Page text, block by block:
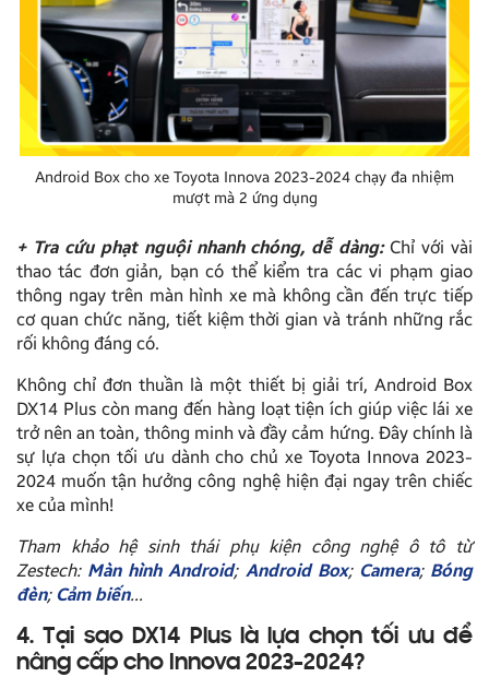
Android Box cho xe Toyota Innova 2023-2024 chạy đa nhiệm
mượt mà 2 ứng dụng
+ Tra cứu phạt nguội nhanh chóng, dễ dàng:Chỉ với vài
thao tác đơn giản, bạn có thể kiểm tra các vi phạm giao
thông ngay trên màn hình xe mà không cần đến trực tiếp
cơ quan chức năng, tiết kiệm thời gian và tránh những rắc
rối không đáng có.
Không chỉ đơn thuần là một thiết bị giải trí, Android Box
DX14 Plus còn mang đến hàng loạt tiện ích giúp việc lái xe
trở nên an toàn, thông minh và đầy cảm hứng. Đây chính là
sự lựa chọn tối ưu dành cho chủ xe Toyota Innova 2023-
2024 muốn tận hưởng công nghệ hiện đại ngay trên chiếc
xe của mình!
Tham khảo hệ sinh thái phụ kiện công nghệ ô tô từ
Zestech: Màn hình Android; Android Box; Camera; Bóng
đèn; Cảm biến…
4. Tại sao DX14 Plus là lựa chọn tối ưu để
nâng cấp cho Innova 2023-2024?